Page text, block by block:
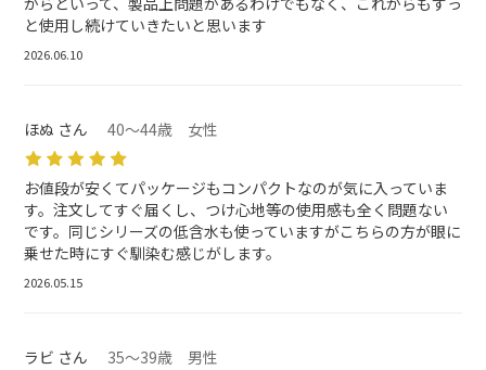
と使用し続けていきたいと思います
2026.06.10
ほぬ さん 40～44歳 女性
お値段が安くてパッケージもコンパクトなのが気に入っていま
す。注文してすぐ届くし、つけ心地等の使用感も全く問題ない
です。同じシリーズの低含水も使っていますがこちらの方が眼に
乗せた時にすぐ馴染む感じがします。
2026.05.15
ラビ さん 35～39歳 男性